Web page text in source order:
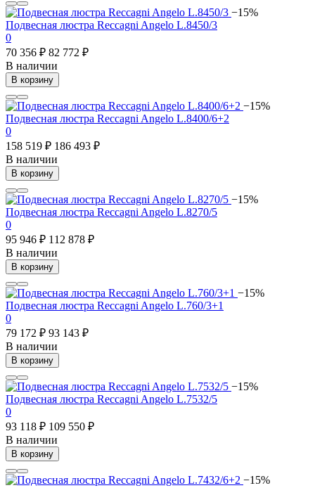
−15%
Подвесная люстра Reccagni Angelo L.8450/3
0
70 356 ₽ 82 772 ₽
В наличии
В корзину
−15%
Подвесная люстра Reccagni Angelo L.8400/6+2
0
158 519 ₽ 186 493 ₽
В наличии
В корзину
−15%
Подвесная люстра Reccagni Angelo L.8270/5
0
95 946 ₽ 112 878 ₽
В наличии
В корзину
−15%
Подвесная люстра Reccagni Angelo L.760/3+1
0
79 172 ₽ 93 143 ₽
В наличии
В корзину
−15%
Подвесная люстра Reccagni Angelo L.7532/5
0
93 118 ₽ 109 550 ₽
В наличии
В корзину
−15%